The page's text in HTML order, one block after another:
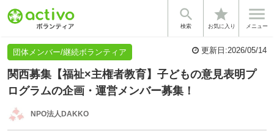

検索
star
お気に入り

メニュー
基本情報 法人情報
団体メンバー/継続ボランティア 更新日:2026/05/14
関西募集【福祉×主権者教育】子どもの意見表明プ
ログラムの企画・運営メンバー募集！
NPO法人DAKKO